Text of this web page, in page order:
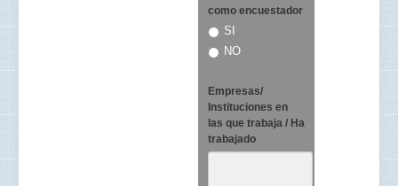
como encuestador
SI
NO
Empresas/
Instituciones en
las que trabaja / Ha
trabajado